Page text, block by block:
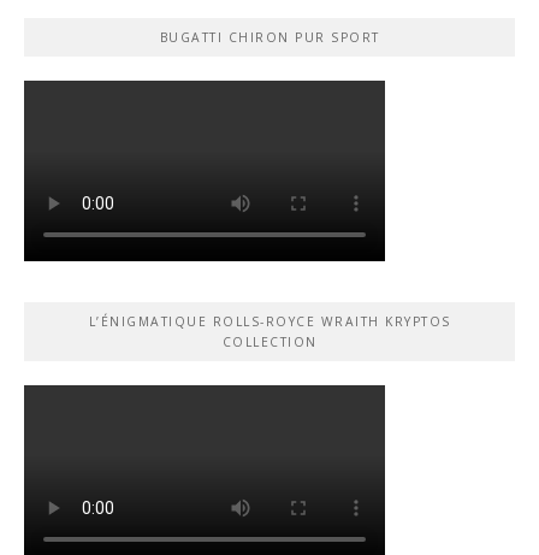
BUGATTI CHIRON PUR SPORT
L’ÉNIGMATIQUE ROLLS-ROYCE WRAITH KRYPTOS
COLLECTION